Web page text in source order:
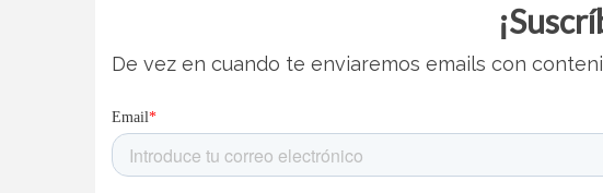
De vez en cuando te enviaremos emails con